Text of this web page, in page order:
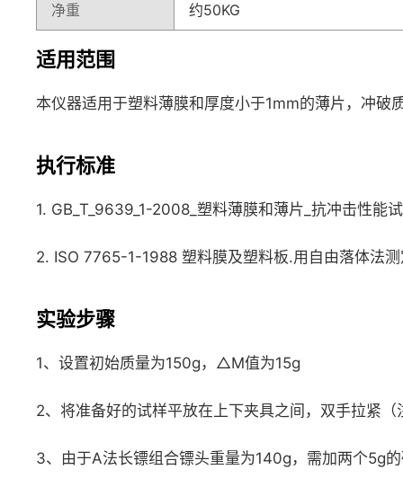
净重 约50KG
适用范围
本仪器适用于塑料薄膜和厚度小于1mm的薄片，冲破
执行标准
1. GB_T_9639_1-2008_塑料薄膜和薄片_抗冲击性能
2. ISO 7765-1-1988 塑料膜及塑料板.用自由落体法
实验步骤
1、设置初始质量为150g，△M值为15g
2、将准备好的试样平放在上下夹具之间，双手拉紧
3、由于A法长镖组合镖头重量为140g，需加两个5g